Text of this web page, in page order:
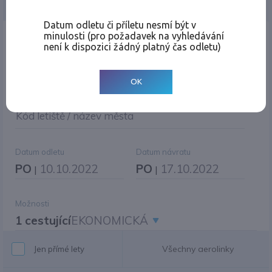
Místo odletu
Kód letiště / název města
Datum odletu
PO | 10.10.2022
Datum návratu
PO | 17.10.2022
Možnosti
1 cestujícíEKONOMICKÁ
Jen přímé lety Všechny aerolinky
Datum odletu či příletu nesmí být v
minulosti (pro požadavek na vyhledávání
není k dispozici žádný platný čas odletu)
OK